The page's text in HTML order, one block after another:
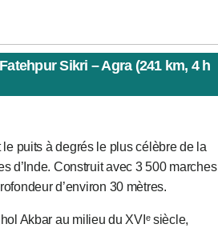
Sikri – Agra (241 km, 4 h
puits à degrés le plus célèbre de la
d’Inde. Construit avec 3 500 marches
d’environ 30 mètres.
Akbar au milieu du XVIᵉ siècle,